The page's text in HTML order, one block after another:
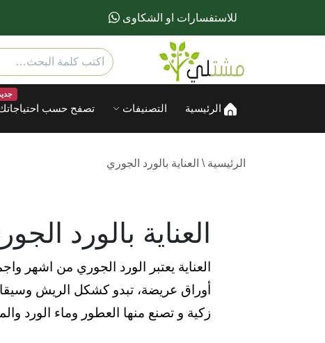
للاستفسارات او الشكاوى
الرئيسية التصنيفات تصفح حسب
الرئيسية \ العناية بالورد الجوري
العناية بالورد
العناية يعتبر الورد الجوري من اشهر
أوراق عريضة، تبدو كشكل الريش
زكية و تصنع منها العطور وماء الورد